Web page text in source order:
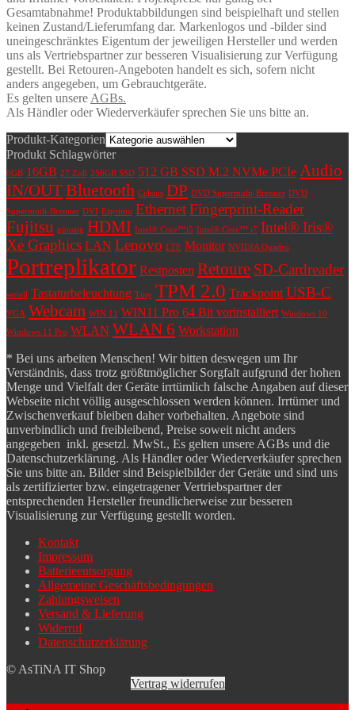
Gesamtabnahme! Produktabbildungen sind beispielhaft und stellen
keinen Zustand/Lieferumfang dar. Markenlogos und -bilder sind
uneingeschränktes Eigentum der jeweiligen Hersteller und werden
uns als Vertriebspartner zur besseren Visualisierung zur Verfügung
gestellt. Bei Retouren-Angeboten handelt es sich, sofern nicht
anders angegeben, um Gebrauchtgeräte.
Es gelten unsere AGBs.
Als Händler oder Wiederverkäufer sprechen Sie uns bitte an.
Produkt-Kategorien
Produkt Schlagwörter
8GB 16GB 27 Zoll 256GB SSD 512 GB SSD M.2 NVMe PCIe Audio
IN/OUTBluetooth Celsius DP DVD Supermulti-Brenner DVD
Supermutli-Brenner DVI Esprimo EthernetFingerprint-Reader
Fujitsu günstig HDMI Intel® Core™i5 Intel® Core™ i7 Intel® Iris®
Xe Graphics LAN Lenovo LTE Monitor NVIDIA Quadro
Portreplikator Restposten Retoure SD-Cardreader
seriell Tastaturbeleuchtung Tiny TPM 2.0 Trackpoint USB-C
VGA Webcam WIN 11 WIN11 Pro 64 Bit vorinstalliert Windows 10
Windows 11 Pro WLAN WLAN 6 Workstation
* Bei uns arbeiten Menschen! Wir bitten deswegen um Ihr
Verständnis, dass trotz größtmöglicher Sorgfalt aufgrund der hohen
Menge und Vielfalt der Geräte irrtümlich falsche Angaben auf dieser
Webseite nicht völlig ausgeschlossen werden können. Irrtümer und
Zwischenverkauf bleiben daher vorbehalten. Angebote sind
unverbindlich und freibleibend, Preise soweit nicht anders
angegeben inkl. gesetzl. MwSt., Es gelten unsere AGBs und die
Datenschutzerklärung. Als Händler oder Wiederverkäufer sprechen
Sie uns bitte an. Bilder sind Beispielbilder der Geräte und sind uns
als zertifizierter bzw. eingetragener Vertriebspartner der
entsprechenden Hersteller freundlicherweise zur besseren
Visualisierung zur Verfügung gestellt worden.
Kontakt
Impressum
Batterieentsorgung
Allgemeine Geschäftsbedingungen
Zahlungsweisen
Versand & Lieferung
Widerruf
Datenschutzerklärung
© AsTiNA IT Shop
Vertrag widerrufen